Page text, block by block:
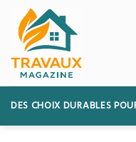
content
DES CHOIX DURABLES